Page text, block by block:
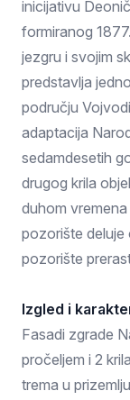
inicijativu
formiranog
jezgru i svojim
predstavlja
području
adaptacija
sedamdesetih
drugog krila
duhom
pozorište deluje
pozorište
Izgled i
Fasadi zgrade
pročeljem i 2
trema u